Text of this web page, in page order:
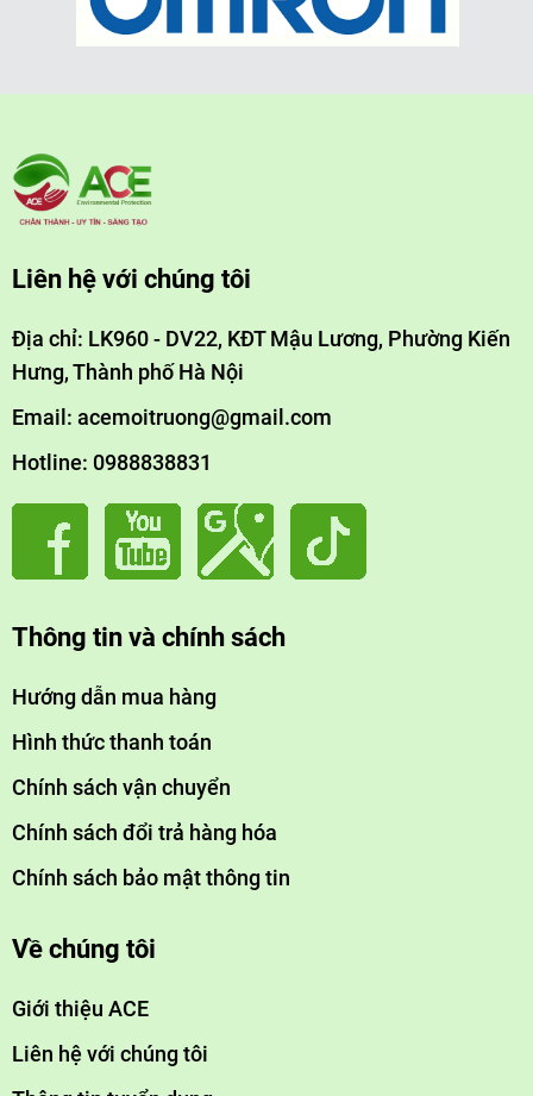
Liên hệ với chúng tôi
Địa chỉ: LK960 - DV22, KĐT Mậu Lương, Phường Kiến
Hưng, Thành phố Hà Nội
Email: acemoitruong@gmail.com
Hotline: 0988838831
Thông tin và chính sách
Hướng dẫn mua hàng
Hình thức thanh toán
Chính sách vận chuyển
Chính sách đổi trả hàng hóa
Chính sách bảo mật thông tin
Về chúng tôi
Giới thiệu ACE
Liên hệ với chúng tôi